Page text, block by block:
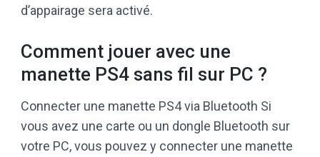
d’appairage sera activé.
Comment jouer avec une
manette PS4 sans fil sur PC ?
Connecter une manette PS4 via Bluetooth Si
vous avez une carte ou un dongle Bluetooth sur
votre PC, vous pouvez y connecter une manette